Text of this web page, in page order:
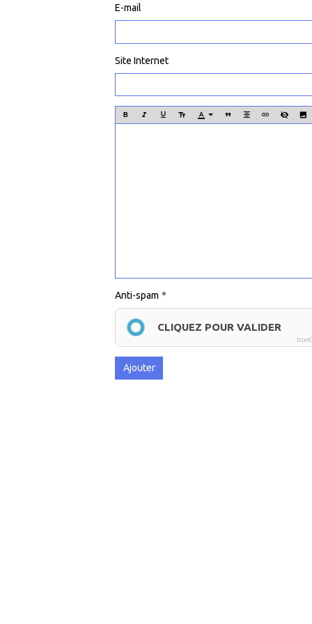
E-mail
Site Internet
Anti-spam
CLIQUEZ POUR VALIDER
Ajouter